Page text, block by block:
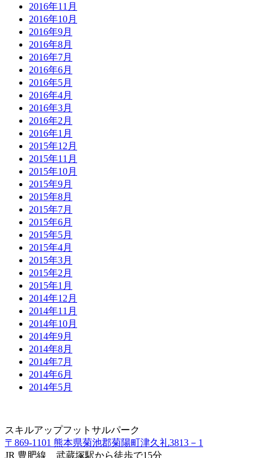
2016年11月
2016年10月
2016年9月
2016年8月
2016年7月
2016年6月
2016年5月
2016年4月
2016年3月
2016年2月
2016年1月
2015年12月
2015年11月
2015年10月
2015年9月
2015年8月
2015年7月
2015年6月
2015年5月
2015年4月
2015年3月
2015年2月
2015年1月
2014年12月
2014年11月
2014年10月
2014年9月
2014年8月
2014年7月
2014年6月
2014年5月
スキルアップフットサルパーク
〒869-1101 熊本県菊池郡菊陽町津久礼3813－1
JR 豊肥線 武蔵塚駅から徒歩で15分